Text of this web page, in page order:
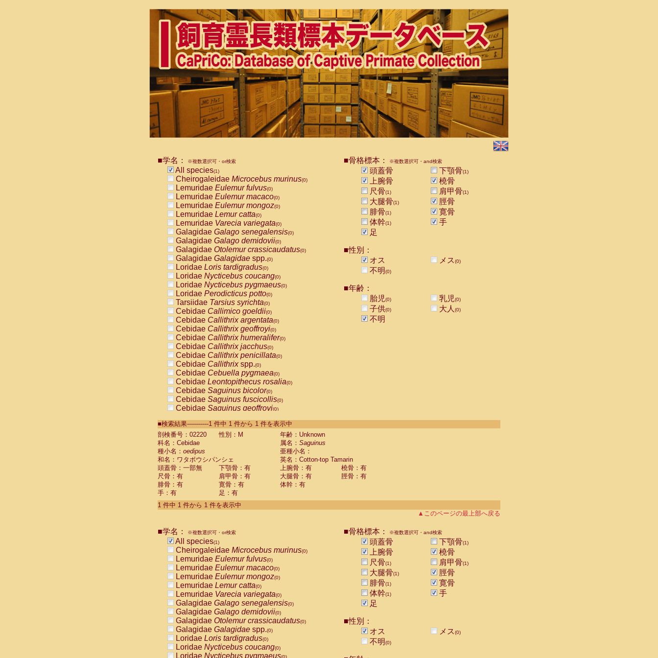
■学名： ※複数選択可・or検索
All species(1)
Cheirogaleidae Microcebus murinus(0)
Lemuridae Eulemur fulvus(0)
Lemuridae Eulemur macaco(0)
Lemuridae Eulemur mongoz(0)
Lemuridae Lemur catta(0)
Lemuridae Varecia variegata(0)
Galagidae Galago senegalensis(0)
Galagidae Galago demidovii(0)
Galagidae Otolemur crassicaudatus(0)
Galagidae Galagidae spp.(0)
Loridae Loris tardigradus(0)
Loridae Nycticebus coucang(0)
Loridae Nycticebus pygmaeus(0)
Loridae Perodicticus potto(0)
Tarsiidae Tarsius syrichta(0)
Cebidae Callimico goeldii(0)
Cebidae Callithrix argentata(0)
Cebidae Callithrix geoffroyi(0)
Cebidae Callithrix humeralifer(0)
Cebidae Callithrix jacchus(0)
Cebidae Callithrix penicillata(0)
Cebidae Callithrixspp.(0)
Cebidae Cebuella pygmaea(0)
Cebidae Leontopithecus rosalia(0)
Cebidae Saguinus bicolor(0)
Cebidae Saguinus fuscicollis(0)
Cebidae Saguinus geoffroyi(0)
CebidaeSaguinus labiatus(0)
Cebidae Saguinus leucopus (0)
Cebidae
Cebidae
CebidaeSaguinus nigricollis (0)
Cebidae Saguinus oedipus
Cebidae Saguinus weddelli
Cebidae Saguinusspp.
Cebidae Aotus trivirgatus
Cebidae Cebus albifrons
CebidaeCebus nigrivittatus
CebidaeCebus
CebidaeSaimiri boliviensis(0)
CebidaeSaimiri sciureus(0)
AtelidaeAlouatta caraya(0)
AtelidaeAlouatta fusca(0)
AtelidaeAlouatta seniculus
AtelidaeAlouattaspp.(0)
AtelidaeAteles belzebuth(0)
AtelidaeAteles geoffroyi(0)
AtelidaeAteles paniscus(0)
AtelidaeAtelesspp.(0)
Atelidae Lagothrix lagothricha
AtelidaeLagothrix lagothricha cana
PitheciidaeCacajao calvus rubicundus
■骨格標本： ※複数選択可・and検索
頭蓋骨 下顎骨(1)
上腕骨
橈骨
尺骨(1) 肩甲骨(1)
大腿骨(1)
脛骨
腓骨(1)
寛骨
体幹(1)
手
足
■性別：
オス
メス(0)
不明(0)
■年齢：
胎児(0) 乳児(0)
子供(0) 大人 (0)
不明
■検索結果-----------1 件中 1 件から 1 件を表示中
剖検番号：02220
性別：M
年齢：Unknown
科名：Cebidae
属名： Saguinus
種小名： oedipus
亜種小名：
和名：ワタボウシパンシェ
英名：Cotton-top Tamarin
頭蓋骨：一部無
下顎骨：有 上腕骨：有
橈骨：有
尺骨：有
肩甲骨：有 大腿骨：有
脛骨：有
腓骨：有
寛骨：有
体幹：有
手：有
足：有
1 件中 1 件から 1 件を表示中
▲このページの最上部へ戻る
■学名： ※複数選択可・or検索
All species(1)
Cheirogaleidae Microcebus murinus(0)
Lemuridae Eulemur fulvus(0)
Lemuridae Eulemur macaco(0)
Lemuridae Eulemur mongoz(0)
Lemuridae Lemur catta(0)
Lemuridae Varecia variegata(0)
Galagidae Galago senegalensis(0)
Galagidae Galago demidovii(0)
Galagidae Otolemur crassicaudatus(0)
Galagidae Galagidae spp.(0)
Loridae Loris tardigradus(0)
Loridae Nycticebus coucang(0)
Loridae Nycticebus pygmaeus(0)
■骨格標本： ※複数選択可・and検索
頭蓋骨 下顎骨(1)
上腕骨
橈骨
尺骨(1) 肩甲骨(1)
大腿骨(1)
脛骨
腓骨(1)
寛骨
体幹(1)
手
足
■性別：
オス
メス(0)
不明(0)